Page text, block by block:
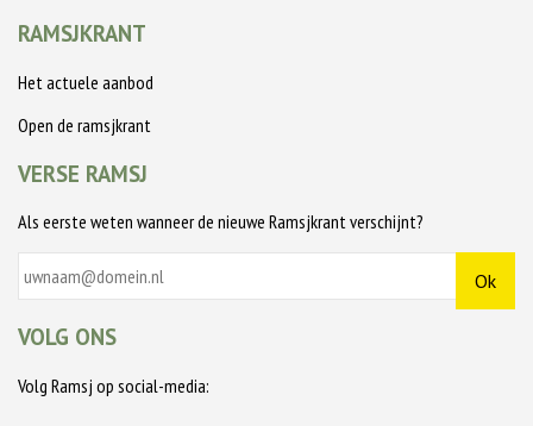
RAMSJKRANT
Het actuele aanbod
Open de ramsjkrant
VERSE RAMSJ
Als eerste weten wanneer de nieuwe Ramsjkrant verschijnt?
VOLG ONS
Volg Ramsj op social-media: